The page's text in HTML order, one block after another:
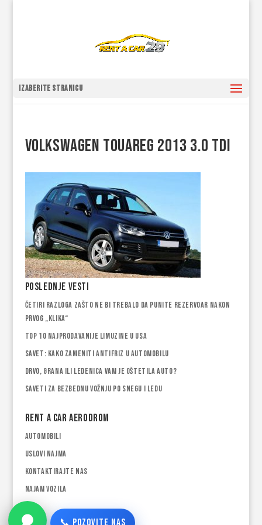
Izaberite stranicu
Volkswagen Touareg 2013 3.0 tdi
Poslednje vesti
Četiri razloga zašto ne bi trebalo da punite rezervoar nakon
prvog „klika“
Top 10 najprodavanije limuzine u USA
Savet: Kako zameniti antifriz u automobilu
Drvo, grana ili ledenica vam je oštetila auto?
Saveti za bezbednu vožnju po snegu i ledu
Rent a car Aerodrom
Automobili
Uslovi najma
Kontaktirajte nas
Najam vozila
📞 POZOVITE NAS